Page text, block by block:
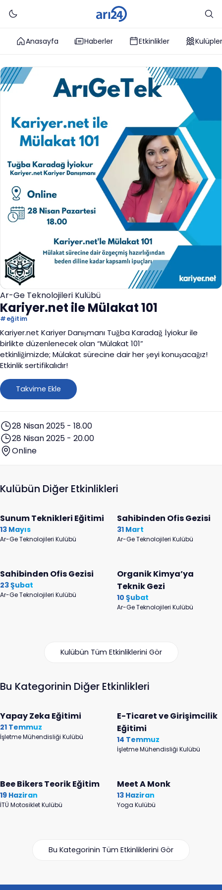
Anasayfa Haberler Etkinlikler Kulüpler
Ar-Ge Teknolojileri Kulübü
Kariyer.net ile Mülakat 101
#eğitim
Kariyer.net Kariyer Danışmanı Tuğba Karadağ İyiokur ile
birlikte düzenlenecek olan “Mülakat 101”
etkinliğimizde; Mülakat sürecine dair her şeyi konuşacağız!
Etkinlik sertifikalıdır!
Takvime Ekle
28 Nisan 2025 - 18.00
28 Nisan 2025 - 20.00
Online
Kulübün Diğer Etkinlikleri
Sunum Teknikleri Eğitimi
13 Mayıs
Ar-Ge Teknolojileri Kulübü
Sahibinden Ofis Gezisi
31 Mart
Ar-Ge Teknolojileri Kulübü
Sahibinden Ofis Gezisi
23 Şubat
Ar-Ge Teknolojileri Kulübü
Organik Kimya’ya
Teknik Gezi
10 Şubat
Ar-Ge Teknolojileri Kulübü
Kulübün Tüm Etkinliklerini Gör
Bu Kategorinin Diğer Etkinlikleri
Yapay Zeka Eğitimi
21 Temmuz
İşletme Mühendisliği Kulübü
E-Ticaret ve Girişimcilik
Eğitimi
14 Temmuz
İşletme Mühendisliği Kulübü
Bee Bikers Teorik Eğitim
19 Haziran
İTÜ Motosiklet Kulübü
Meet A Monk
13 Haziran
Yoga Kulübü
Bu Kategorinin Tüm Etkinliklerini Gör